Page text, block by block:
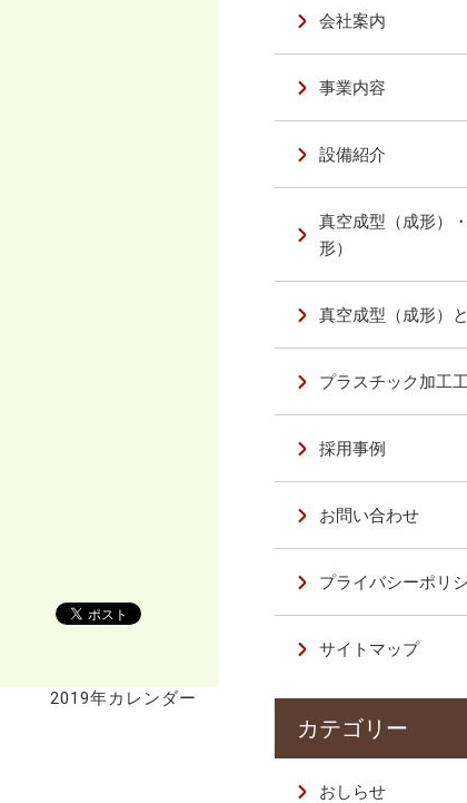
2019年カレンダー
会社案内
事業内容
設備紹介
真空成型（成形）
形）
真空成型（成形）
プラスチック加工
採用事例
お問い合わせ
プライバシーポリ
サイトマップ
おしらせ